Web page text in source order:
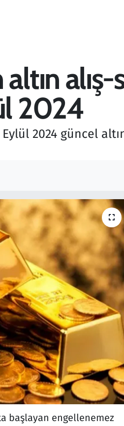
alış-
2024
2024 güncel
başlayan engellenemez